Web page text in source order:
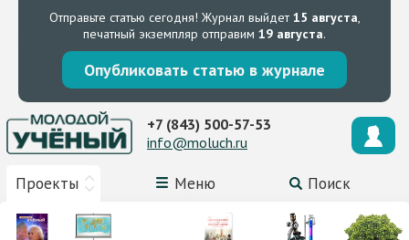
Отправьте статью сегодня! Журнал выйдет15 августа,
печатный экземпляр отправим 19 августа.
Опубликовать статью в журнале
Проекты Меню Поиск
+7 (843) 500-57-53
info@moluch.ru